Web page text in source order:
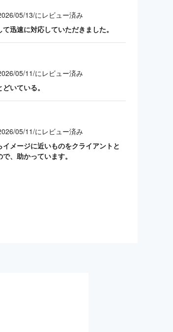
05/13/にレビュー済み
迅速に対応していただきました。
05/11/にレビュー済み
いている。
05/11/にレビュー済み
メージに近いものをクライアントと
、助かっています。